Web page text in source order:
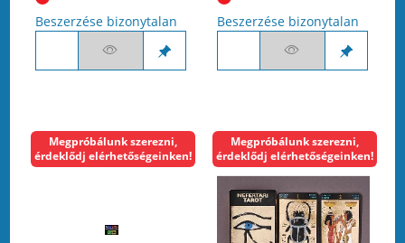
Beszerzése bizonytalan Beszerzése bizonytalan
Megpróbálunk szerezni,
érdeklődj elérhetőségeinken!
Megpróbálunk szerezni,
érdeklődj elérhetőségeinken!